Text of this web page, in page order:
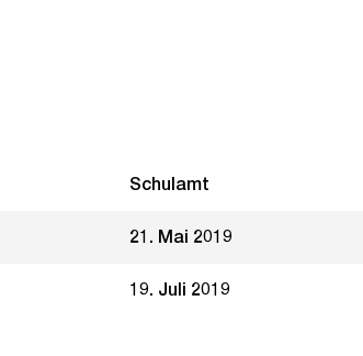
Schulamt
21. Mai 2019
19. Juli 2019